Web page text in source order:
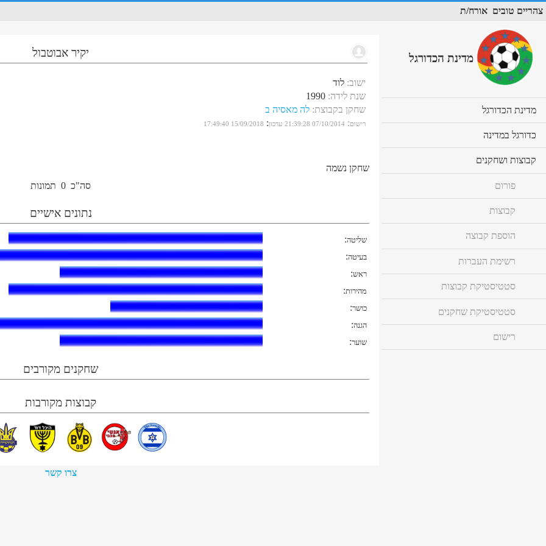
צהריים טובים אורח/ת
יקיר אבוטבול
ישוב: לוד
שנת לידה:
1990
שחקן בקבוצת: לה מאסיה ב
רישום:
07/10/2014 21:39:28 עדכון:
15/09/2018 17:49:40
שחקן נשמה
סה"כ 0 תמונות
נתונים אישיים
שליטה:
בעיטה:
ראש:
מהירות:
כושר:
הגנה:
שוער:
שחקנים מקורבים
קבוצות מקורבות
צרו קשר
מדינת הכדורגל
מדינת הכדורגל
to
כדורגל במדינה
to
קבוצות ושחקנים
to
פורום
קבוצות
הוספת קבוצה
רשימת העברות
סטטיסטיקת קבוצות
סטטיסטיקת שחקנים
רישום